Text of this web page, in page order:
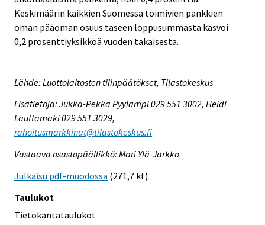
Keskimäärin kaikkien Suomessa toimivien pankkien
oman pääoman osuus taseen loppusummasta kasvoi
0,2 prosenttiyksikköä vuoden takaisesta.
Lähde: Luottolaitosten tilinpäätökset, Tilastokeskus
Lisätietoja: Jukka-Pekka Pyylampi 029 551 3002, Heidi
Lauttamäki 029 551 3029,
rahoitusmarkkinat@tilastokeskus.fi
Vastaava osastopäällikkö: Mari Ylä-Jarkko
Julkaisu pdf-muodossa (271,7 kt)
Taulukot
Tietokantataulukot